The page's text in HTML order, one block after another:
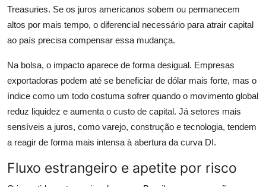
Treasuries. Se os juros americanos sobem ou permanecem
altos por mais tempo, o diferencial necessário para atrair capital
ao país precisa compensar essa mudança.
Na bolsa, o impacto aparece de forma desigual. Empresas
exportadoras podem até se beneficiar de dólar mais forte, mas o
índice como um todo costuma sofrer quando o movimento global
reduz liquidez e aumenta o custo de capital. Já setores mais
sensíveis a juros, como varejo, construção e tecnologia, tendem
a reagir de forma mais intensa à abertura da curva DI.
Fluxo estrangeiro e apetite por risco